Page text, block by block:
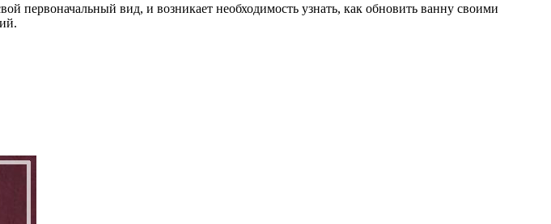
вид, и возникает необходимость узнать, как обновить ванну своими